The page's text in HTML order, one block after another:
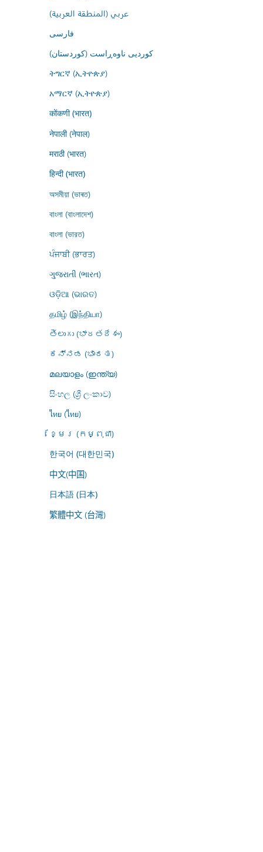
عربي (المنطقة العربية)
فارسى
کوردیی ناوەڕاست (کوردستان)
ትግርኛ (ኢትዮጵያ)
አማርኛ (ኢትዮጵያ)
कोंकणी (भारत)
नेपाली (नेपाल)
मराठी (भारत)
हिन्दी (भारत)
অসমীয়া (ভাৰত)
বাংলা (বাংলাদেশ)
বাংলা (ভারত)
ਪੰਜਾਬੀ (ਭਾਰਤ)
ગુજરાતી (ભારત)
ଓଡ଼ିଆ (ଭାରତ)
தமிழ் (இந்தியா)
తెలుగు (భారతదేశం)
ಕನ್ನಡ (ಭಾರತ)
മലയാളം (ഇന്ത്യ)
සිංහල (ශ්‍රී ලංකාව)
ไทย (ไทย)
ខ្មែរ (កម្ពុជា)
한국어 (대한민국)
中文(中国)
日本語 (日本)
繁體中文 (台灣)